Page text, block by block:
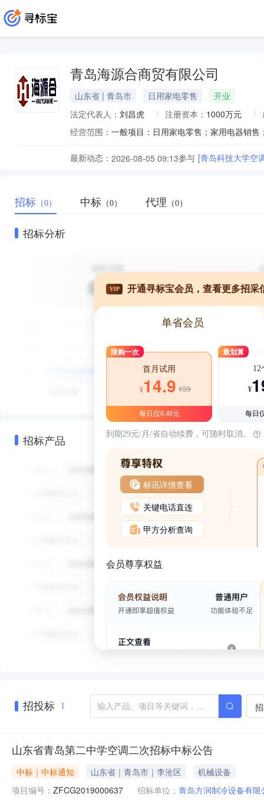
青岛海源合商贸有限公司
山东省 | 青岛市 日用家电零售
开业
法定代表人： 刘昌虎 注册资本： 1000万元
经营范围：
最新动态： 2026-08-05 09:13参与 [青岛科技大学空
招标 （0） 中标 （0） 代理 （0）
招标分析
招标产品
VIP 开通寻标宝会员，查看更多招采
单省会员
限购一次
首月试用
¥14.9 ¥39
每日仅0.48元
最划算
12
¥
每日
到期29元/月/省自动续费，可随时取消。
标讯详情查看
关键电话直连
甲方分析查询
会员尊享权益
招投标 1
山东省青岛第二中学空调二次招标中标公告
中标｜中标通知 山东省｜青岛市｜李沧区
机械设备
项目编号： ZFCG2019000637 招标单位： 青岛方润制冷设备有限